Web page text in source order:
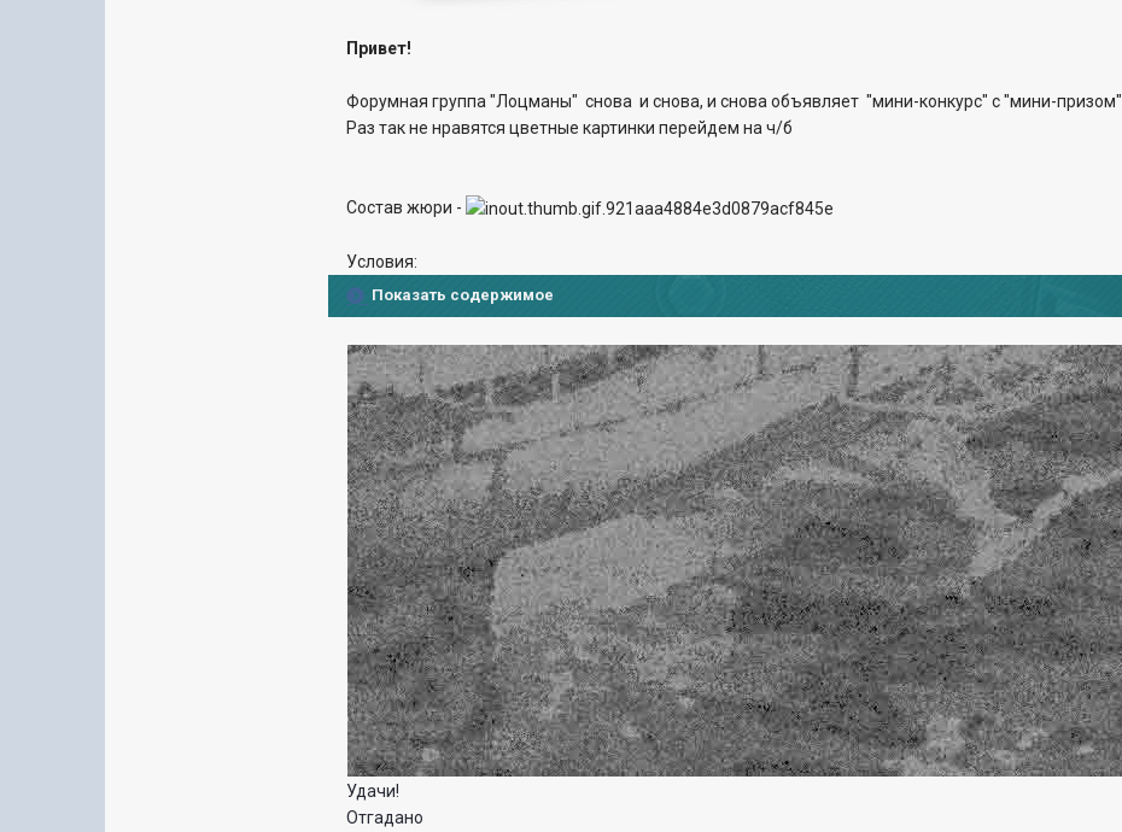
Привет!
Форумная группа "Лоцманы" снова и снова, и снова объявляет "мини-конкурс" с "мини-призом".
Раз так не нравятся цветные картинки перейдем на ч/б
Состав жюри -
Условия:
Показать содержимое
Удачи!
Отгадано